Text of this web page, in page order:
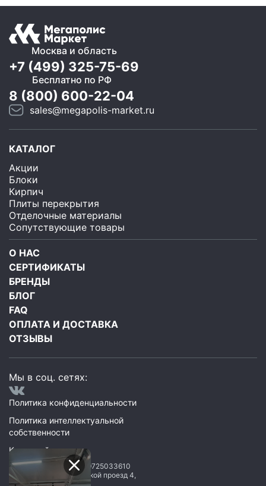
Москва и область
+7 (499) 325-75-69
Бесплатно по РФ
8 (800) 600-22-04
sales@megapolis-market.ru
КАТАЛОГ
Акции
Блоки
Кирпич
Плиты перекрытия
Отделочные материалы
Сопутствующие товары
О НАС
СЕРТИФИКАТЫ
БРЕНДЫ
БЛОГ
FAQ
ОПЛАТА И ДОСТАВКА
ОТЗЫВЫ
Мы в соц. сетях:
Политика конфиденциальности
Политика интеллектуальной
собственности
Карта сайта
ООО Мегаполис ИНН: 9725033610
119071
2 Донской проезд 4,
строение 1, пом. 435